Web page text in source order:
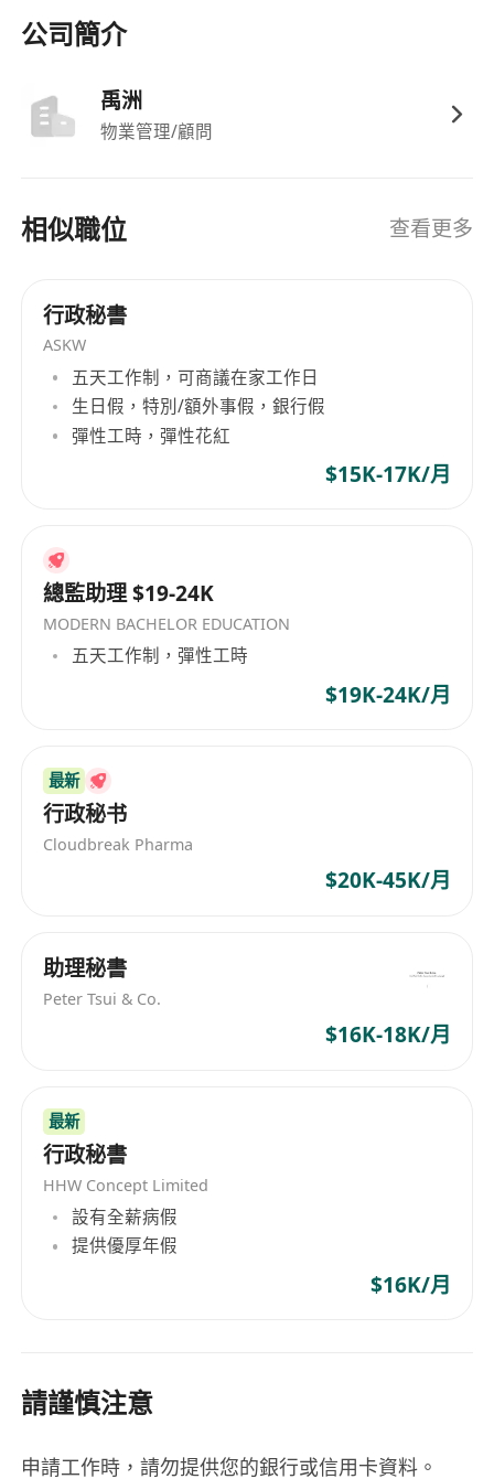
2、工作细致严谨，具备极强的保密意识与服务意
识；
奏与沟通风格。
4、技能要求：熟练使用 Office 办公软件。
公司簡介
禹洲
物業管理/顧問
相似職位 查看更多
行政秘書
ASKW
五天工作制，可商議在家工作日
生日假，特別/額外事假，銀行假
彈性工時，彈性花紅
$15K-17K/月
總監助理 $19-24K
MODERN BACHELOR EDUCATION
五天工作制，彈性工時
$19K-24K/月
最新
行政秘书
Cloudbreak Pharma
$20K-45K/月
助理秘書
Peter Tsui & Co.
$16K-18K/月
最新
行政秘書
HHW Concept Limited
設有全薪病假
提供優厚年假
$16K/月
請謹慎注意
申請工作時，請勿提供您的銀行或信用卡資料。